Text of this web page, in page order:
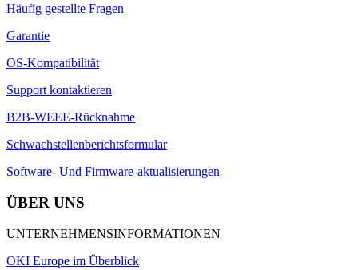
Häufig gestellte Fragen
Garantie
OS-Kompatibilität
Support kontaktieren
B2B-WEEE-Rücknahme
Schwachstellenberichtsformular
Software- Und Firmware-aktualisierungen
ÜBER UNS
UNTERNEHMENSINFORMATIONEN
OKI Europe im Überblick